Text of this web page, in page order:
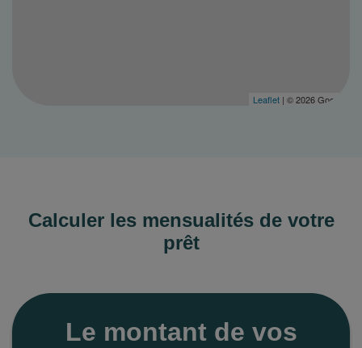
Leaflet | © 2026 Google
Calculer les mensualités de votre
prêt
Le montant de vos